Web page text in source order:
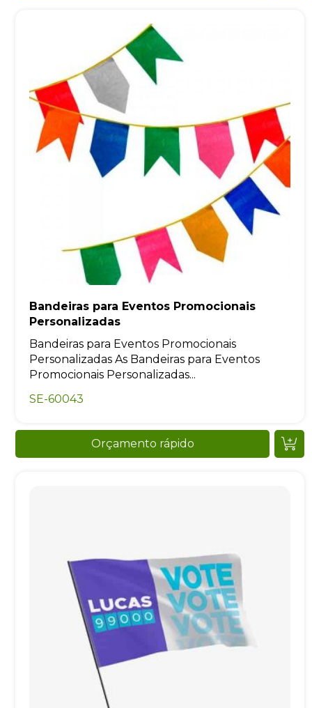
Bandeiras para Eventos Promocionais
Personalizadas
Bandeiras para Eventos Promocionais
Personalizadas As Bandeiras para Eventos
Promocionais Personalizadas...
SE-60043
Orçamento rápido